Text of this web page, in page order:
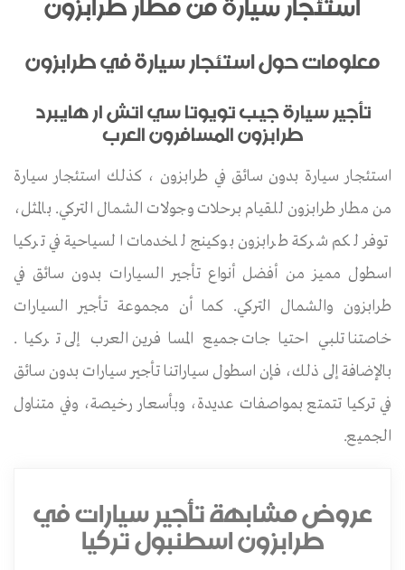
معلومات حول استئجار سيارة في طرابزون
تأجير سيارة جيب تويوتا سي اتش ار هايبرد
طرابزون المسافرون العرب
استئجار سيارة بدون سائق في طرابزون ، كذلك استئجار سيارة
من مطار طرابزون للقيام برحلات وجولات الشمال التركي. بالمثل،
توفر لكم شركة طرابزون بوكينج للخدمات السياحية في تركيا
اسطول مميز من أفضل أنواع تأجير السيارات بدون سائق في
طرابزون والشمال التركي. كما أن مجموعة تأجير السيارات
خاصتنا تلبي احتياجات جميع المسافرين العرب إلى تركيا.
بالإضافة إلى ذلك، فإن اسطول سياراتنا تأجير سيارات بدون سائق
في تركيا تتمتع بمواصفات عديدة، وبأسعار رخيصة، وفي متناول
الجميع.
عروض مشابهة تأجير سيارات في
طرابزون اسطنبول تركيا